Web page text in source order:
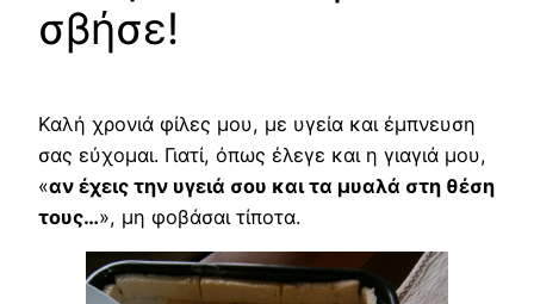
σβήσε!
Καλή χρονιά φίλες μου, με υγεία και έμπνευση
σας εύχομαι. Γιατί, όπως έλεγε και η γιαγιά μου,
«αν έχεις την υγειά σου και τα μυαλά στη θέση
τους…», μη φοβάσαι τίποτα.